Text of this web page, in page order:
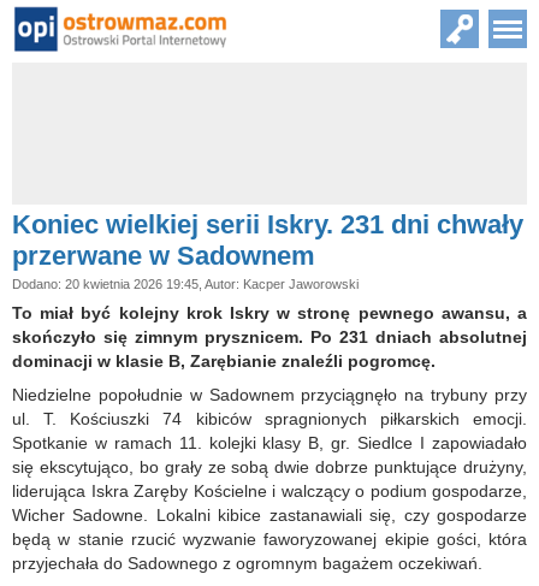
Koniec wielkiej serii Iskry. 231 dni chwały
przerwane w Sadownem
Dodano: 20 kwietnia 2026 19:45, Autor: Kacper Jaworowski
To miał być kolejny krok Iskry w stronę pewnego awansu, a
skończyło się zimnym prysznicem. Po 231 dniach absolutnej
dominacji w klasie B, Zarębianie znaleźli pogromcę.
Niedzielne popołudnie w Sadownem przyciągnęło na trybuny przy
ul. T. Kościuszki 74 kibiców spragnionych piłkarskich emocji.
Spotkanie w ramach 11. kolejki klasy B, gr. Siedlce I zapowiadało
się ekscytująco, bo grały ze sobą dwie dobrze punktujące drużyny,
liderująca Iskra Zaręby Kościelne i walczący o podium gospodarze,
Wicher Sadowne. Lokalni kibice zastanawiali się, czy gospodarze
będą w stanie rzucić wyzwanie faworyzowanej ekipie gości, która
przyjechała do Sadownego z ogromnym bagażem oczekiwań.